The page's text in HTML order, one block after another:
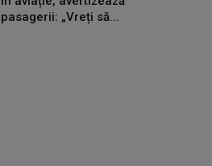
pasagerii: „Vreți să...